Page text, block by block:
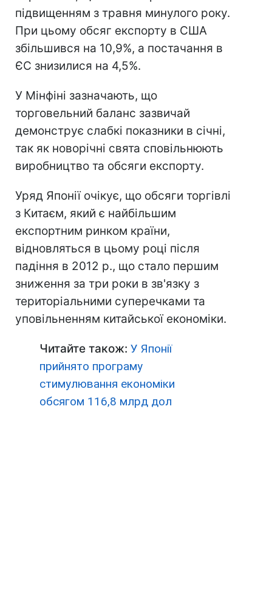
підвищенням з травня минулого року.
При цьому обсяг експорту в США
збільшився на 10,9%, а постачання в
ЄС знизилися на 4,5%.
У Мінфіні зазначають, що
торговельний баланс зазвичай
демонструє слабкі показники в січні,
так як новорічні свята сповільнюють
виробництво та обсяги експорту.
Уряд Японії очікує, що обсяги торгівлі
з Китаєм, який є найбільшим
експортним ринком країни,
відновляться в цьому році після
падіння в 2012 р., що стало першим
зниження за три роки в зв'язку з
територіальними суперечками та
уповільненням китайської економіки.
Читайте також: У Японії
прийнято програму
стимулювання економіки
обсягом 116,8 млрд дол